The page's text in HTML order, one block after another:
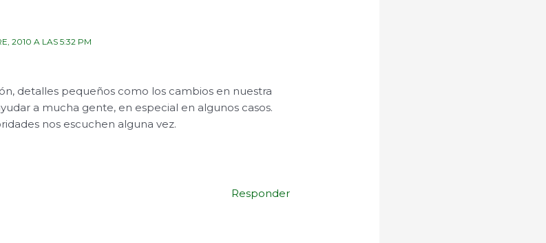
2010 A LAS 5:32 PM
detalles pequeños como los cambios en nuestra
a mucha gente, en especial en algunos casos.
nos escuchen alguna vez.
Responder